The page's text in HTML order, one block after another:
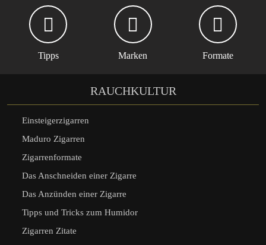
Tipps Marken Formate
RAUCHKULTUR
Einsteigerzigarren
Maduro Zigarren
Zigarrenformate
Das Anschneiden einer Zigarre
Das Anzünden einer Zigarre
Tipps und Tricks zum Humidor
Zigarren Zitate